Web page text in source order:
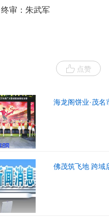
终审：朱武军
点赞
海龙阁饼业·茂
佛茂筑飞地 跨域